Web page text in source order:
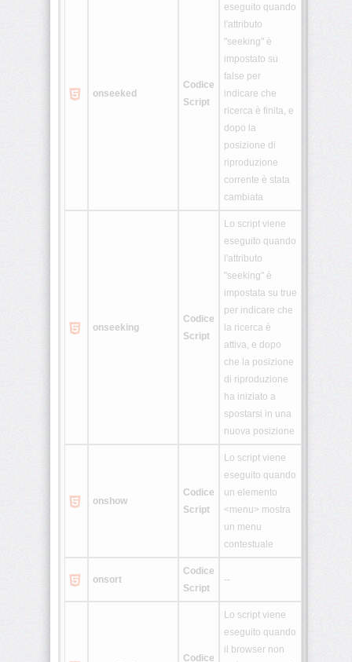
onseeked
Codice
Script
eseguito quando
l'attributo
"seeking" è
impostato su
false per
indicare che
ricerca è finita, e
dopo la
posizione di
riproduzione
corrente è stata
cambiata
onseeking
Codice
Script
Lo script viene
eseguito quando
l'attributo
"seeking" è
impostata su true
per indicare che
la ricerca è
attiva, e dopo
che la posizione
di riproduzione
ha iniziato a
spostarsi in una
nuova posizione
onshow
Codice
Script
Lo script viene
eseguito quando
un elemento
<menu> mostra
un menu
contestuale
onsort
Codice
Script
--
Codice
Lo script viene
eseguito quando
il browser non